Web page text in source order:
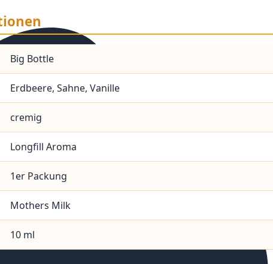
Big Bottle
Erdbeere, Sahne, Vanille
cremig
Longfill Aroma
1er Packung
Mothers Milk
10 ml